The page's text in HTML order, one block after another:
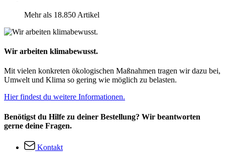
Mehr als 18.850 Artikel
Wir arbeiten klimabewusst.
Mit vielen konkreten ökologischen Maßnahmen tragen wir dazu bei,
Umwelt und Klima so gering wie möglich zu belasten.
Hier findest du weitere Informationen.
Benötigst du Hilfe zu deiner Bestellung? Wir beantworten
gerne deine Fragen.
Kontakt